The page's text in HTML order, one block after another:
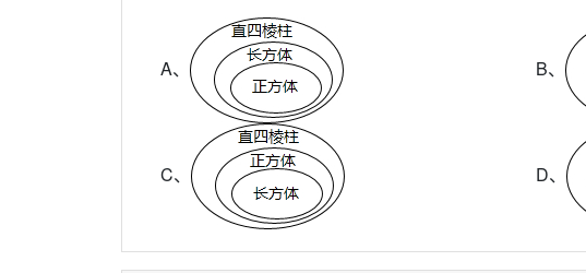
A、 B、
C、 D、